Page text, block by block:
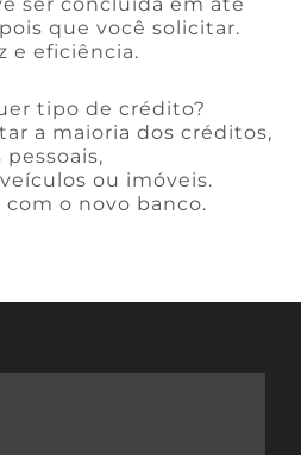
que você solicitar.
e eficiência.
tipo de crédito?
a maioria dos créditos,
ou imóveis.
o novo banco.